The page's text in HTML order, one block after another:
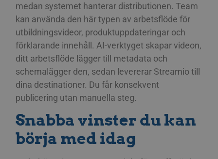
medan systemet hanterar distributionen. Team
kan använda den här typen av arbetsflöde för
utbildningsvideor, produktuppdateringar och
förklarande innehåll. AI-verktyget skapar videon,
ditt arbetsflöde lägger till metadata och
schemalägger den, sedan levererar Streamio till
dina destinationer. Du får konsekvent
publicering utan manuella steg.
Snabba vinster du kan
börja med idag